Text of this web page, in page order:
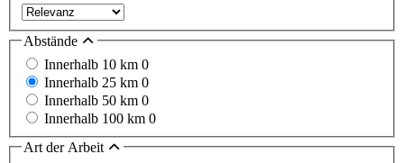
Abstände
Innerhalb 10 km 0
Innerhalb 25 km 0
Innerhalb 50 km 0
Innerhalb 100 km 0
Art der Arbeit